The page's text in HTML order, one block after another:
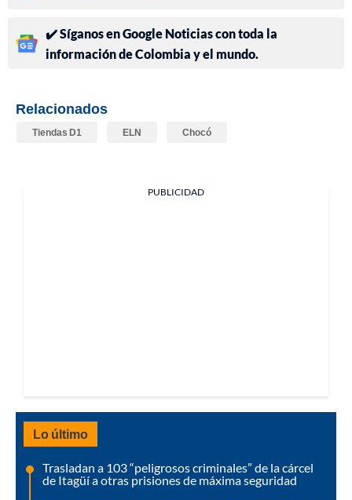
✔️ Síganos en Google Noticias con toda la
información de Colombia y el mundo.
Relacionados
Tiendas D1 ELN Chocó
PUBLICIDAD
Lo último
Trasladan a 103 “peligrosos criminales” de la cárcel
de Itagüí a otras prisiones de máxima seguridad